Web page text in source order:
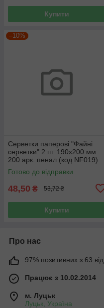
Купити
–10%
Серветки паперові "Файні
серветки" 2 ш. 190х200 мм
200 арк. пенал (код NF019)
Готово до відправки
48,50 ₴ 53,72 ₴
Купити
Про нас
97% позитивних з 63
Працює з 10.02.2014
м. Луцьк
Луцьк, Україна